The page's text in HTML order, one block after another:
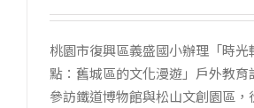
桃園市復興區義盛國小辦理「時
點：舊城區的文化漫遊」戶外教育
參訪鐵道博物館與松山文創園區，